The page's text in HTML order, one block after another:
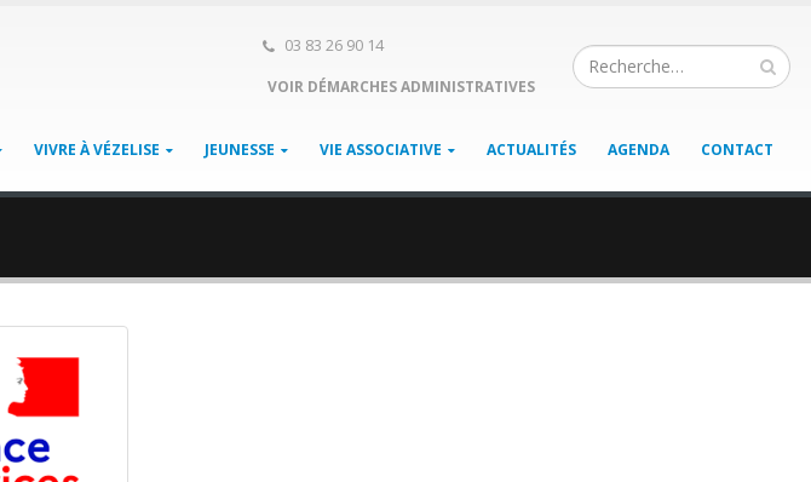
03 83 26 90 14
VOIR DÉMARCHES ADMINISTRATIVES
VIVRE À VÉZELISE JEUNESSE VIE ASSOCIATIVE ACTUALITÉS AGENDA CONTACT